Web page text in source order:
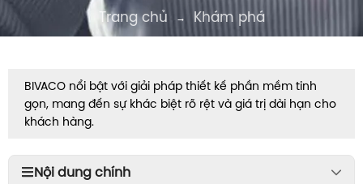
Trang chủ → Khám phá
BIVACO nổi bật với giải pháp thiết kế phần mềm tinh
gọn, mang đến sự khác biệt rõ rệt và giá trị dài hạn cho
khách hàng.
Nội dung chính